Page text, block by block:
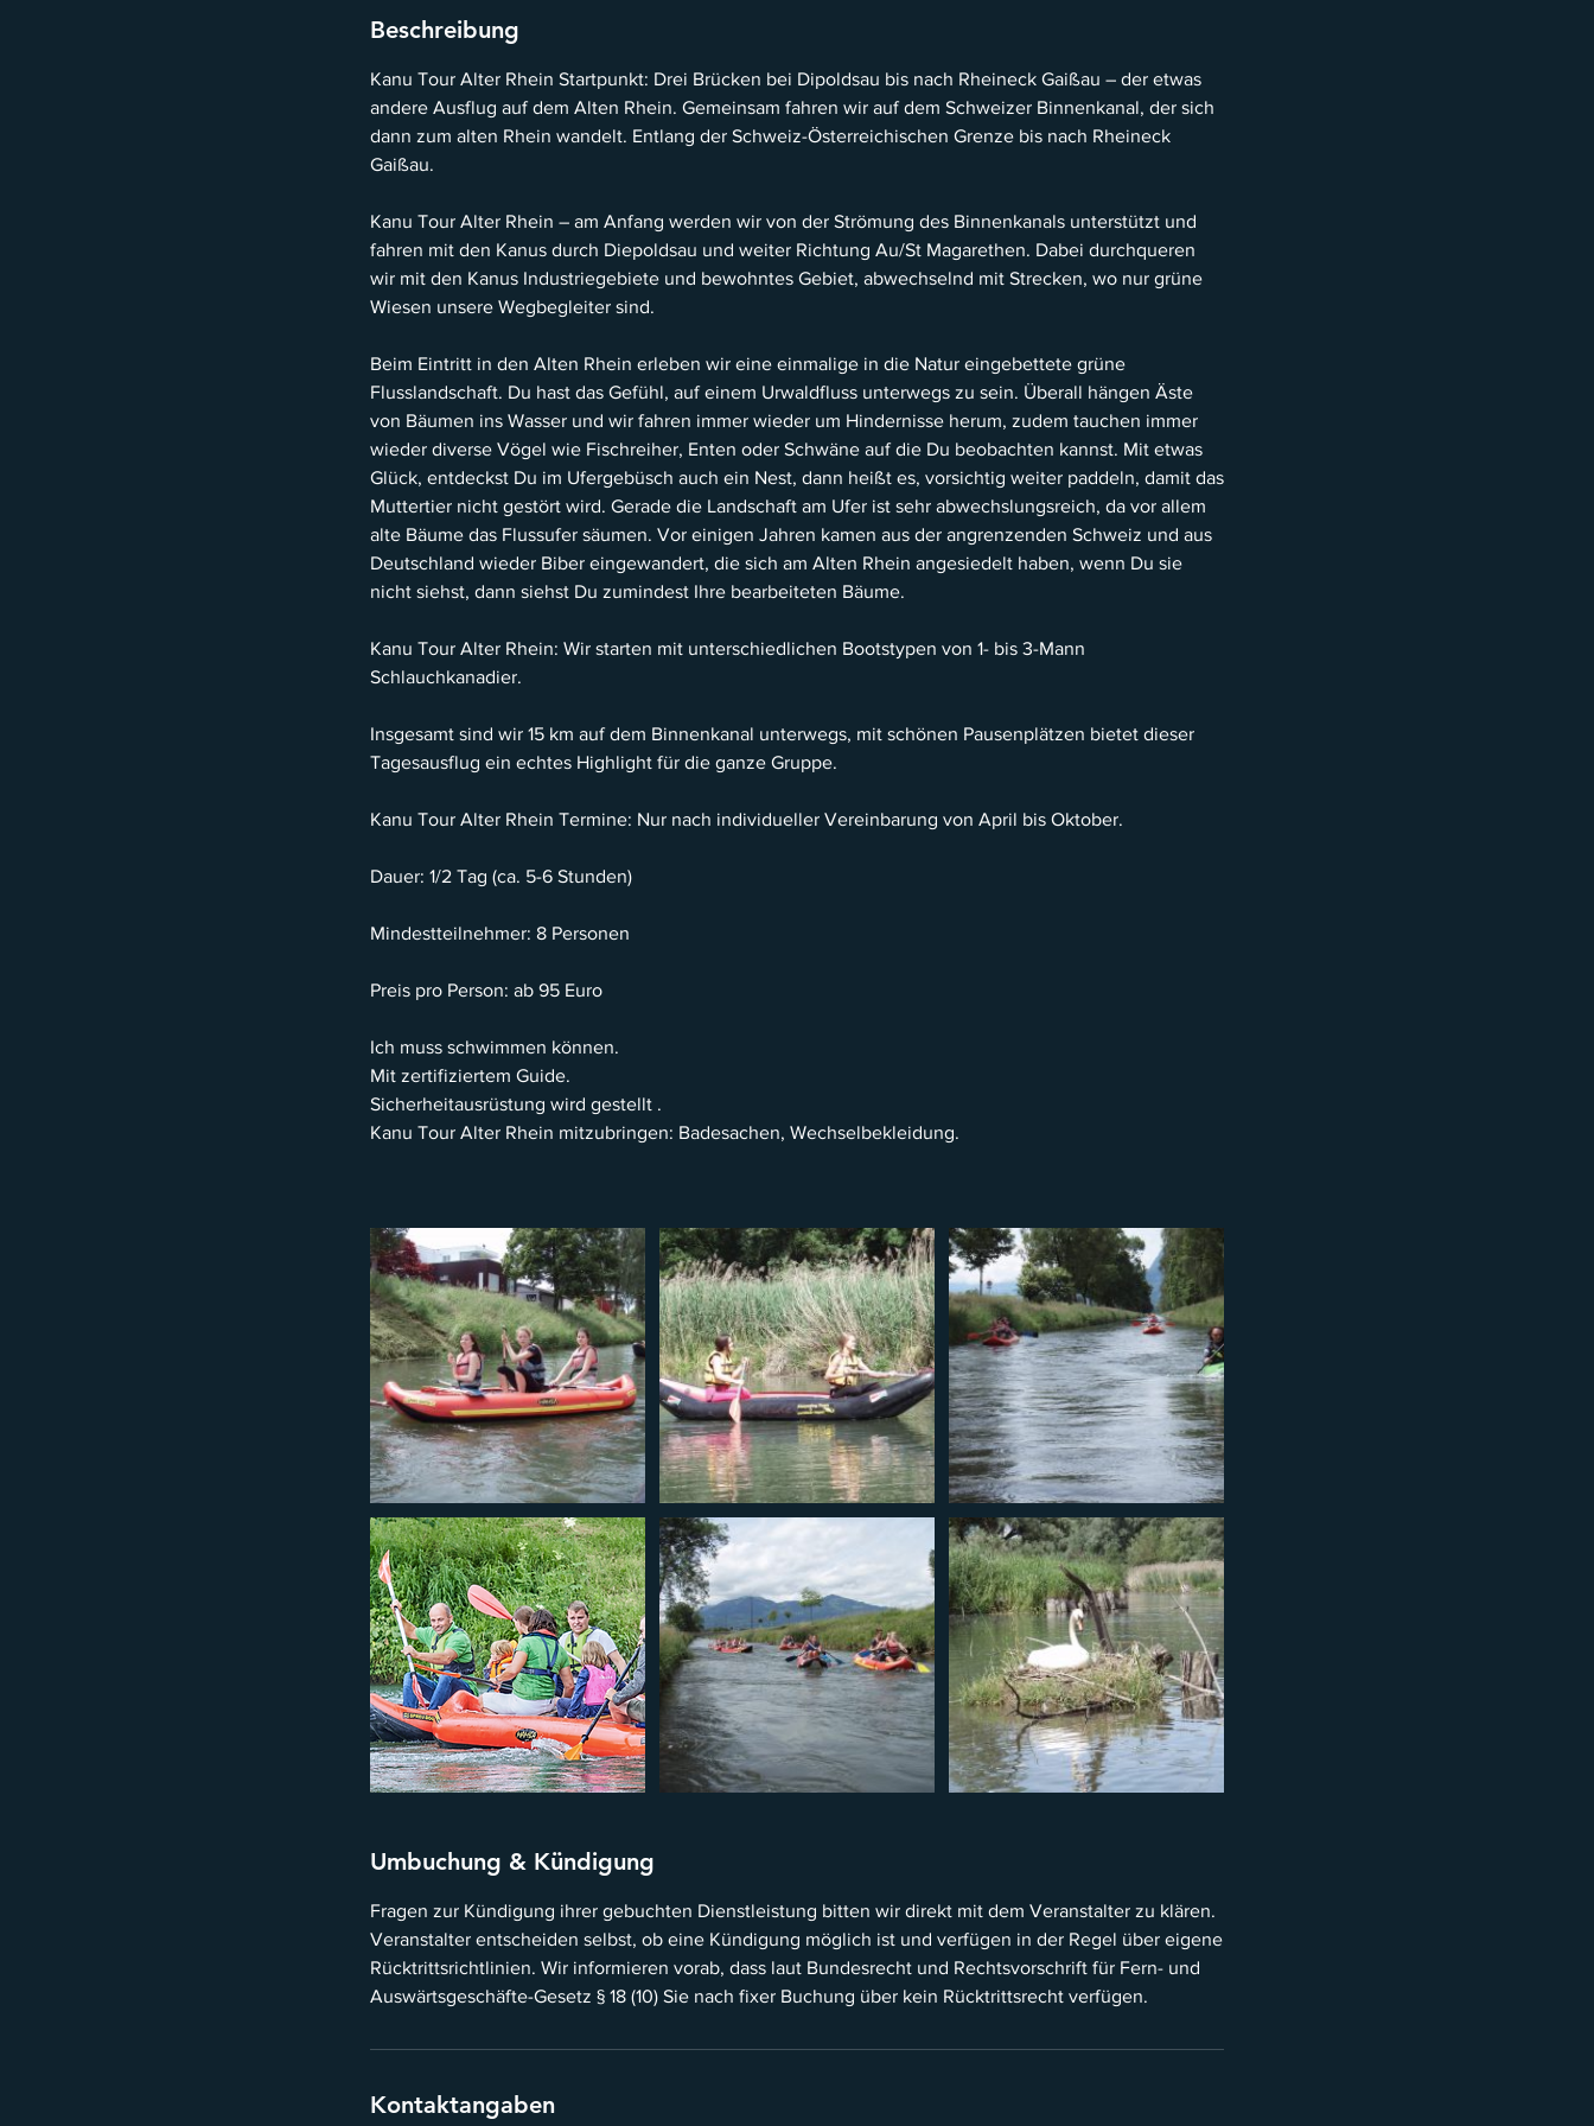
Beschreibung
Kanu Tour Alter Rhein Startpunkt: Drei Brücken bei Dipoldsau bis nach Rheineck Gaißau – der etwas
andere Ausflug auf dem Alten Rhein. Gemeinsam fahren wir auf dem Schweizer Binnenkanal, der sich
dann zum alten Rhein wandelt. Entlang der Schweiz-Österreichischen Grenze bis nach Rheineck
Gaißau.
Kanu Tour Alter Rhein – am Anfang werden wir von der Strömung des Binnenkanals unterstützt und
fahren mit den Kanus durch Diepoldsau und weiter Richtung Au/St Magarethen. Dabei durchqueren
wir mit den Kanus Industriegebiete und bewohntes Gebiet, abwechselnd mit Strecken, wo nur grüne
Wiesen unsere Wegbegleiter sind.
Beim Eintritt in den Alten Rhein erleben wir eine einmalige in die Natur eingebettete grüne
Flusslandschaft. Du hast das Gefühl, auf einem Urwaldfluss unterwegs zu sein. Überall hängen Äste
von Bäumen ins Wasser und wir fahren immer wieder um Hindernisse herum, zudem tauchen immer
wieder diverse Vögel wie Fischreiher, Enten oder Schwäne auf die Du beobachten kannst. Mit etwas
Glück, entdeckst Du im Ufergebüsch auch ein Nest, dann heißt es, vorsichtig weiter paddeln, damit das
Muttertier nicht gestört wird. Gerade die Landschaft am Ufer ist sehr abwechslungsreich, da vor allem
alte Bäume das Flussufer säumen. Vor einigen Jahren kamen aus der angrenzenden Schweiz und aus
Deutschland wieder Biber eingewandert, die sich am Alten Rhein angesiedelt haben, wenn Du sie
nicht siehst, dann siehst Du zumindest Ihre bearbeiteten Bäume.
Kanu Tour Alter Rhein: Wir starten mit unterschiedlichen Bootstypen von 1- bis 3-Mann
Schlauchkanadier.
Insgesamt sind wir 15 km auf dem Binnenkanal unterwegs, mit schönen Pausenplätzen bietet dieser
Tagesausflug ein echtes Highlight für die ganze Gruppe.
Kanu Tour Alter Rhein Termine: Nur nach individueller Vereinbarung von April bis Oktober.
Dauer: 1/2 Tag (ca. 5-6 Stunden)
Mindestteilnehmer: 8 Personen
Preis pro Person: ab 95 Euro
Ich muss schwimmen können.
Mit zertifiziertem Guide.
Sicherheitausrüstung wird gestellt .
Kanu Tour Alter Rhein mitzubringen: Badesachen, Wechselbekleidung.
Umbuchung & Kündigung
Fragen zur Kündigung ihrer gebuchten Dienstleistung bitten wir direkt mit dem Veranstalter zu klären.
Veranstalter entscheiden selbst, ob eine Kündigung möglich ist und verfügen in der Regel über eigene
Rücktrittsrichtlinien. Wir informieren vorab, dass laut Bundesrecht und Rechtsvorschrift für Fern- und
Auswärtsgeschäfte-Gesetz § 18 (10) Sie nach fixer Buchung über kein Rücktrittsrecht verfügen.
Kontaktangaben